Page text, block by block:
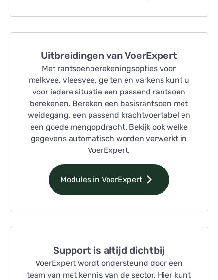
Uitbreidingen van VoerExpert
Met rantsoenberekeningsopties voor
melkvee, vleesvee, geiten en varkens kunt u
voor iedere situatie een passend rantsoen
berekenen. Bereken een basisrantsoen met
weidegang, een passend krachtvoertabel en
een goede mengopdracht. Bekijk ook welke
gegevens automatisch worden verwerkt in
VoerExpert.
Modules in VoerExpert
Support is altijd dichtbij
VoerExpert wordt ondersteund door een
team van met kennis van de sector. Hier kunt